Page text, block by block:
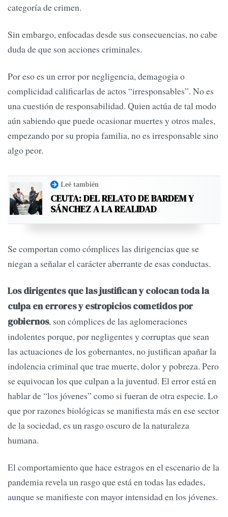
categoría de crimen.
Sin embargo, enfocadas desde sus consecuencias, no cabe
duda de que son acciones criminales.
Por eso es un error por negligencia, demagogia o
complicidad calificarlas de actos “irresponsables”. No es
una cuestión de responsabilidad. Quien actúa de tal modo
aún sabiendo que puede ocasionar muertes y otros males,
empezando por su propia familia, no es irresponsable sino
algo peor.
Leé también
CEUTA: DEL RELATO DE BARDEM Y
SÁNCHEZ A LA REALIDAD
Se comportan como cómplices las dirigencias que se
niegan a señalar el carácter aberrante de esas conductas.
Los dirigentes que las justifican y colocan toda la
culpa en errores y estropicios cometidos por
gobiernos, son cómplices de las aglomeraciones
indolentes porque, por negligentes y corruptas que sean
las actuaciones de los gobernantes, no justifican apañar la
indolencia criminal que trae muerte, dolor y pobreza. Pero
se equivocan los que culpan a la juventud. El error está en
hablar de “los jóvenes” como si fueran de otra especie. Lo
que por razones biológicas se manifiesta más en ese sector
de la sociedad, es un rasgo oscuro de la naturaleza
humana.
El comportamiento que hace estragos en el escenario de la
pandemia revela un rasgo que está en todas las edades,
aunque se manifieste con mayor intensidad en los jóvenes.